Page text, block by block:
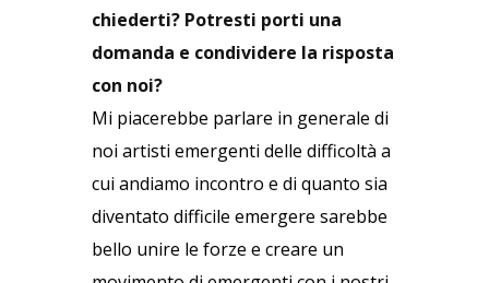
chiederti? Potresti porti una
domanda e condividere la risposta
con noi?
Mi piacerebbe parlare in generale di
noi artisti emergenti delle difficoltà a
cui andiamo incontro e di quanto sia
diventato difficile emergere sarebbe
bello unire le forze e creare un